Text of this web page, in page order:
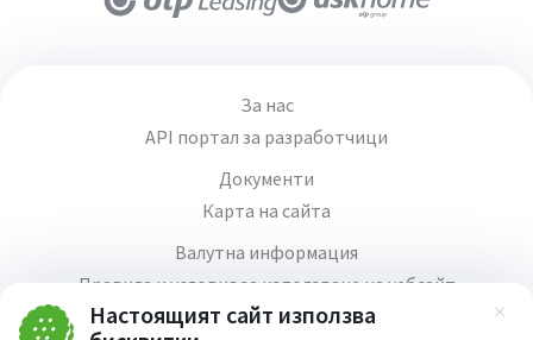
Настоящият сайт използва
За нас
API портал за разработчици
Документи
Карта на сайта
Валутна информация
Правила и условия за използване на уебсайт
Медия център